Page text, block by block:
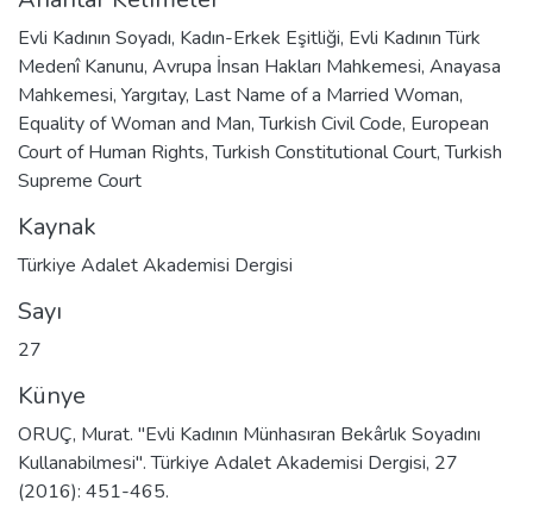
Evli Kadının Soyadı, Kadın-Erkek Eşitliği, Evli Kadının Türk
Medenî Kanunu, Avrupa İnsan Hakları Mahkemesi, Anayasa
Mahkemesi, Yargıtay, Last Name of a Married Woman,
Equality of Woman and Man,Turkish Civil Code, European
Court of Human Rights,Turkish Constitutional Court,Turkish
Supreme Court
Kaynak
Türkiye Adalet Akademisi Dergisi
Sayı
27
Künye
ORUÇ, Murat. "Evli Kadının Münhasıran Bekârlık Soyadını
Kullanabilmesi". Türkiye Adalet Akademisi Dergisi, 27
(2016): 451-465.